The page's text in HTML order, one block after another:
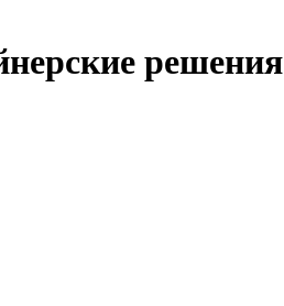
решения